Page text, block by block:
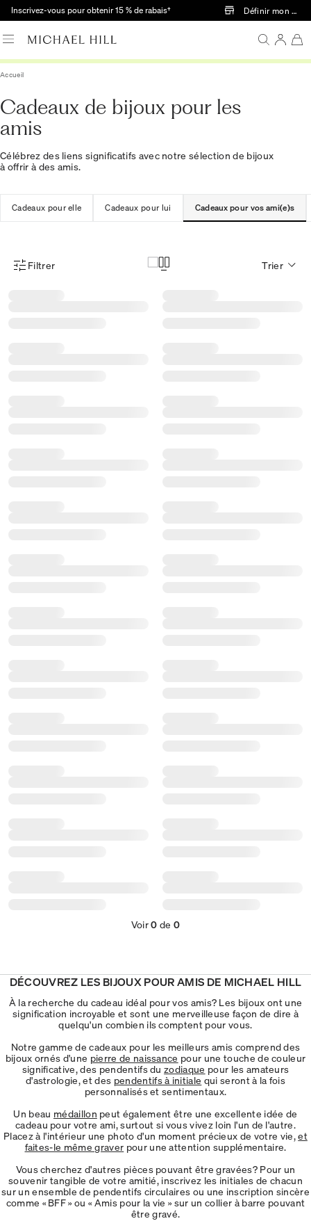
Passer au contenu principal
Inscrivez-vous pour obtenir 15 % de rabais† Définir mon
Accueil
Cadeaux de bijoux pour les
amis
Célébrez des liens significatifs avec notre sélection de bijoux
à offrir à des amis.
Cadeaux pour elle Cadeaux pour lui Cadeaux pour vos ami(e)s
Menu des filtres d'articles
Filtrer Trier
Voir0 de 0
DÉCOUVREZ LES BIJOUX POUR AMIS DE MICHAEL HILL
À la recherche du cadeau idéal pour vos amis? Les bijoux ont une
signification incroyable et sont une merveilleuse façon de dire à
quelqu'un combien ils comptent pour vous.
Notre gamme de cadeaux pour les meilleurs amis comprend des
bijoux ornés d'une pierre de naissance pour une touche de couleur
significative, des pendentifs duzodiaque pour les amateurs
d'astrologie, et des pendentifs à initiale qui seront à la fois
personnalisés et sentimentaux.
Un beau médaillon peut également être une excellente idée de
cadeau pour votre ami, surtout si vous vivez loin l'un de l'autre.
Placez à l'intérieur une photo d'un moment précieux de votre vie,et
faites-le même graver pour une attention supplémentaire.
Vous cherchez d'autres pièces pouvant être gravées? Pour un
souvenir tangible de votre amitié, inscrivez les initiales de chacun
sur un ensemble de pendentifs circulaires ou une inscription sincère
comme « BFF » ou « Amis pour la vie » sur un collier à barre pouvant
être gravé.